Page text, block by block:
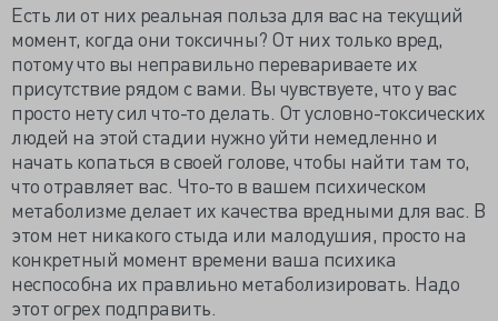
Есть ли от них реальная польза для вас на текущий
момент, когда они токсичны? От них только вред,
потому что вы неправильно перевариваете их
присутствие рядом с вами. Вы чувствуете, что у вас
просто нету сил что-то делать. От условно-токсических
людей на этой стадии нужно уйти немедленно и
начать копаться в своей голове, чтобы найти там то,
что отравляет вас. Что-то в вашем психическом
метаболизме делает их качества вредными для вас. В
этом нет никакого стыда или малодушия, просто на
конкретный момент времени ваша психика
неспособна их правлиьно метаболизировать. Надо
этот огрех подправить.